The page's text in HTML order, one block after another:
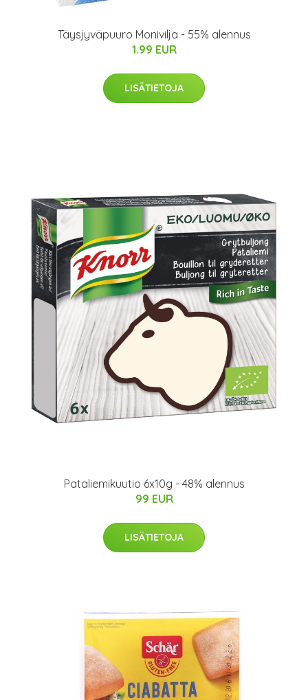
Täysjyväpuuro Monivilja - 55% alennus
1.99 EUR
LISÄTIETOJA
Pataliemikuutio 6x10g - 48% alennus
99 EUR
LISÄTIETOJA